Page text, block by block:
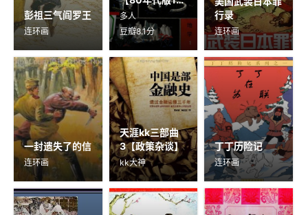
彭祖三气阎罗王
连环画
册】
多人
豆瓣8.1分
行录
连环画
一封遗失了的信
连环画
天涯kk三部曲
3【政策杂谈】
kk大神
丁丁历险记
连环画